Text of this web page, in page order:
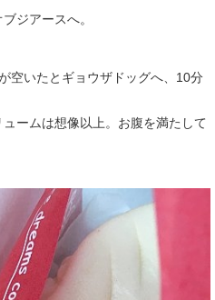
ジアースへ。
空いたとギョウザドッグへ、10分
ームは想像以上。お腹を満たして